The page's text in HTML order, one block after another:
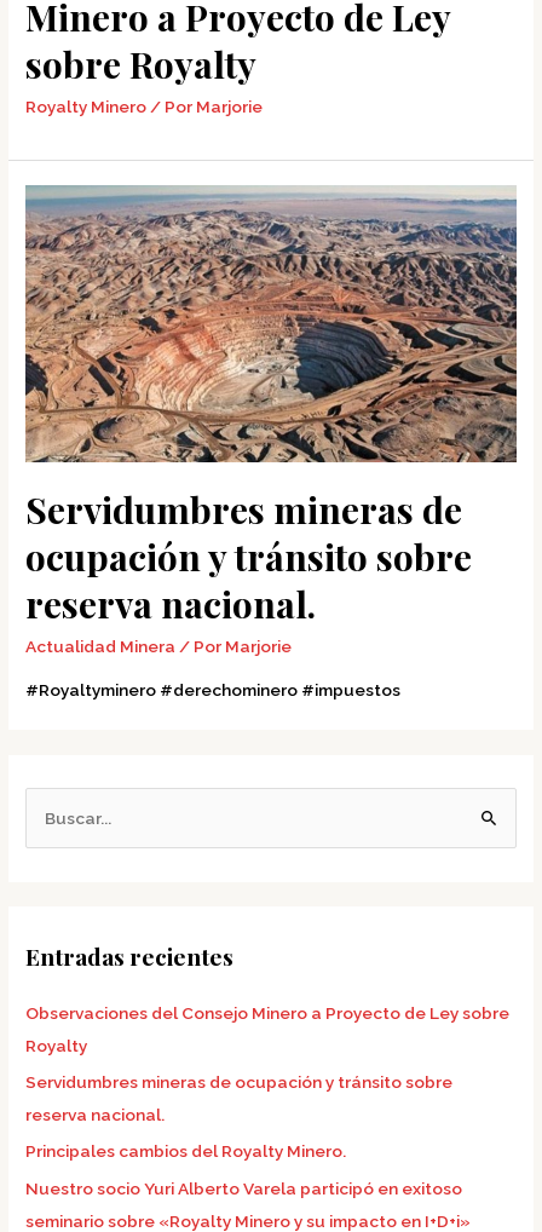
Minero a Proyecto de Ley
sobre Royalty
Royalty Minero / Por Marjorie
Servidumbres mineras de
ocupación y tránsito sobre
reserva nacional.
Actualidad Minera / Por Marjorie
#Royaltyminero #derechominero #impuestos
a
p
o
r
:
Entradas recientes
Observaciones del Consejo Minero a Proyecto de Ley sobre
Royalty
Servidumbres mineras de ocupación y tránsito sobre
reserva nacional.
Principales cambios del Royalty Minero.
Nuestro socio Yuri Alberto Varela participó en exitoso
seminario sobre «Royalty Minero y su impacto en I+D+i»